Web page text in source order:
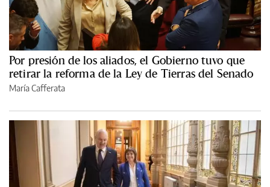
Por presión de los aliados, el Gobierno tuvo que
retirar la reforma de la Ley de Tierras del Senado
María Cafferata